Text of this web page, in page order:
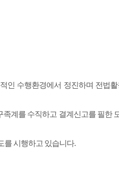
인 수행환경에서 정진하며 전법
족계를 수직하고 결계신고를 필한
를 시행하고 있습니다.